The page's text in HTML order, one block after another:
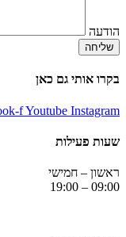
הודעה
שליחה
בקרו אותי גם כאן
fYoutube Instagram
שעות פעילות
ראשון – חמישי
09:00 – 19:00